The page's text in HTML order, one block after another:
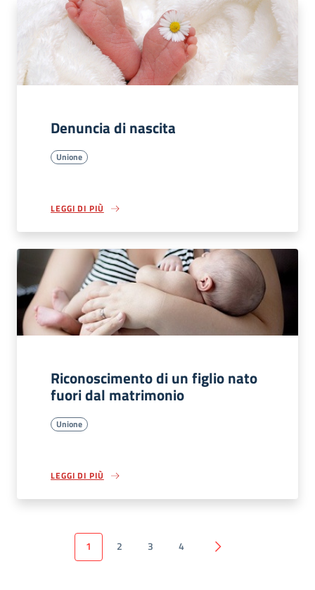
Denuncia di nascita
Unione
LEGGI DI PIÙ
Riconoscimento di un figlio nato
fuori dal matrimonio
Unione
LEGGI DI PIÙ
1 2 3 4 Pagina successiva